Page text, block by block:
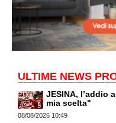
ULTIME NEWS
JESINA, l’addio
mia scelta"
08/08/2026 10:49